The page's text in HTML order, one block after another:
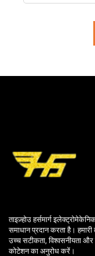
ताइज़्होउ हर्समार्ग
समाधान प्रदान करता है।
उच्च सटीकता, विश्वसनीयता और
कोटेशन का अनुरोध करें।